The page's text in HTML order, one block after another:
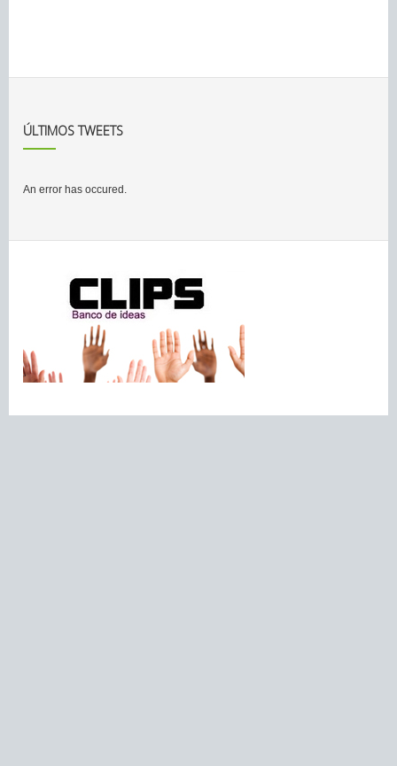
ÚLTIMOS TWEETS
An error has occured.